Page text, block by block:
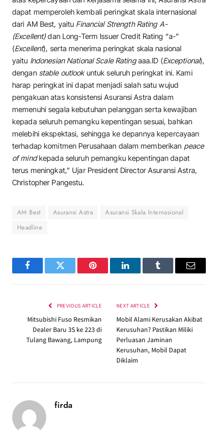
dapat memperoleh kembali peringkat skala internasional
dari AM Best, yaitu Financial Strength Rating A-
(Excellent) dan Long-Term Issuer Credit Rating “a-”
(Excellent), serta menerima peringkat skala nasional
yaitu Indonesian National Scale Ratingaaa.ID (Exceptional),
dengan stable outlook untuk seluruh peringkat ini. Kami
harap peringkat ini dapat menjadi salah satu wujud
pengakuan atas konsistensi Asuransi Astra dalam
memenuhi segala kebutuhan pelanggan serta kewajiban
kepada seluruh pemangku kepentingan sesuai, bahkan
melebihi ekspektasi, sehingga ke depannya kepercayaan
terhadap komitmen Perusahaan dalam memberikan peace
of mindkepada seluruh pemangku kepentingan dapat
terus meningkat,” Ujar President Director Asuransi Astra,
Christopher Pangestu.
AM Best Asuransi Astra
Asuransi Skala Internasional
Headline
FacebookTwitter Pinterest LinkedInTumblr Email
PREVIOUS ARTICLE
Mitsubishi Fuso Resmikan
Dealer Baru 3S ke 223 di
Tulang Bawang, Lampung
NEXT ARTICLE
Mobil Alami Kerusakan Akibat
Kerusuhan? Pastikan Miliki
Perluasan Jaminan
Kerusuhan, Mobil Dapat
Diklaim
firda